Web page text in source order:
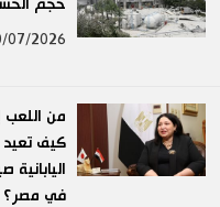
حجم
07/2026
من اللعب
كيف تعيد
في مصر؟